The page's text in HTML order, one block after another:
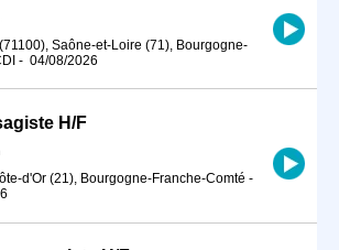
Saône-et-Loire (71), Bourgogne-
- 04/08/2026
H/F
d'Or (21), Bourgogne-Franche-Comté -